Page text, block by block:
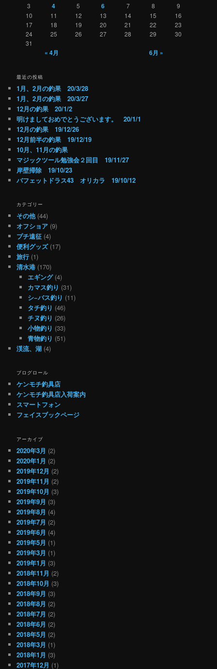
3
4 5 6 7 8
9
10
11 12 13 14 15
16
17
18 19 20 21 22
23
24
25 26 27 28 29
30
31
« 4月 6月 »
最近の投稿
1月、2月の釣果 20/3/28
1月、2月の釣果 20/3/27
12月の釣果 20/1/2
明けましておめでとうございます。 20/1/1
12月の釣果 19/12/26
12月前半の釣果 19/12/19
10月、11月の釣果
マジックツール勉強会２回目 19/11/27
岸壁掃除 19/10/23
バフェットドラス43 オリカラ 19/10/12
カテゴリー
その他(44)
オフショア (9)
プチ遠征 (4)
便利グッズ(17)
旅行 (1)
清水港 (170)
エギング(4)
カマス釣り (31)
シ−バス釣り (11)
タチ釣り (46)
チヌ釣り (26)
小物釣り (33)
青物釣り (51)
渓流、湖 (4)
ブログロール
ケンモチ釣具店
ケンモチ釣具店入荷案内
スマートフォン
フェイスブックページ
アーカイブ
2020年3月 (2)
2020年1月 (2)
2019年12月 (2)
2019年11月 (2)
2019年10月 (3)
2019年9月 (3)
2019年8月 (4)
2019年7月 (2)
2019年6月 (4)
2019年5月 (1)
2019年3月 (1)
2019年1月 (3)
2018年11月 (2)
2018年10月 (3)
2018年9月 (3)
2018年8月 (2)
2018年7月 (2)
2018年6月 (2)
2018年5月 (2)
2018年3月 (1)
2018年1月 (3)
2017年12月 (1)